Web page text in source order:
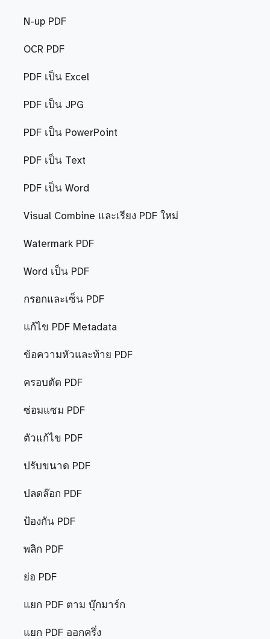
N-up PDF
OCR PDF
PDF เป็น Excel
PDF เป็น JPG
PDF เป็น PowerPoint
PDF เป็น Text
PDF เป็น Word
Visual Combine และเรียง PDF ใหม่
Watermark PDF
Word เป็น PDF
กรอกและเซ็น PDF
แก้ไข PDF Metadata
ข้อความหัวและท้าย PDF
ครอบตัด PDF
ซ่อมแซม PDF
ตัวแก้ไข PDF
ปรับขนาด PDF
ปลดล๊อก PDF
ป้องกัน PDF
พลิก PDF
ย่อ PDF
แยก PDF ตาม บุ๊กมาร์ก
แยก PDF ออกครึ่ง